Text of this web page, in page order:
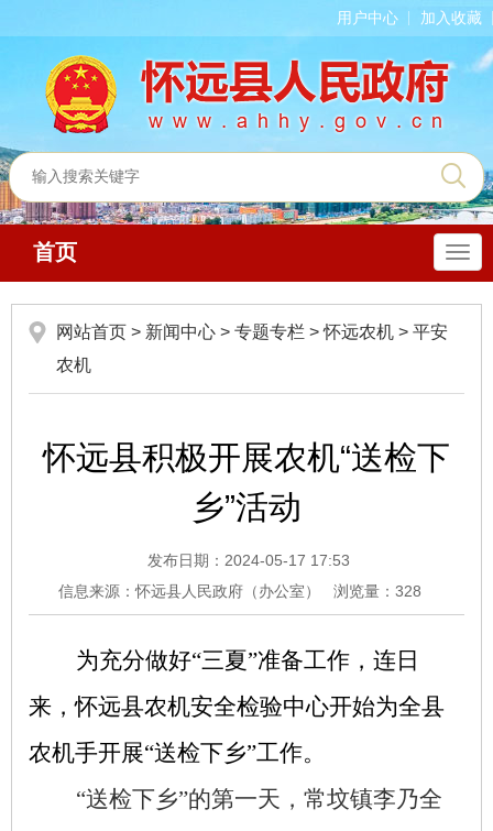
用户中心 加入收藏
导
航
首页
网站首页 > 新闻中心 > 专题专栏 > 怀远农机 > 平安
农机
怀远县积极开展农机“送检下
乡”活动
发布日期：2024-05-17 17:53
信息来源：怀远县人民政府（办公室）
浏览量： 328
为充分做好“三夏”准备工作，连日
来，怀远县农机安全检验中心开始为全县
农机手开展“送检下乡”工作。
“送检下乡”的第一天， 常坟镇李乃全